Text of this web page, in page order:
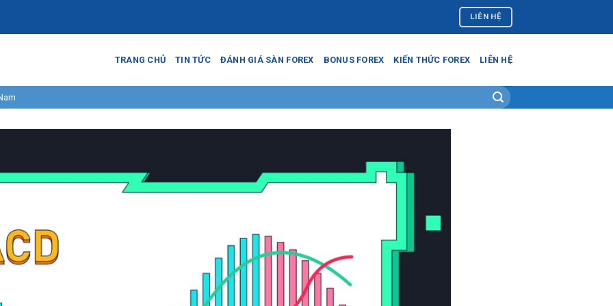
LIÊN HỆ
TRANG CHỦ TIN TỨC ĐÁNH GIÁ SÀN FOREX BONUS FOREX KIẾN THỨC FOREX LIÊN HỆ